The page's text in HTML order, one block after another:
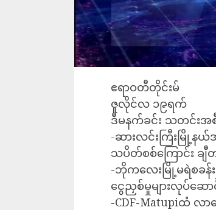
ဧရာဝတီတိုင်းမ်
ဇူလိုင်လ ၁၉ရက်
ဒီမနက်ခင်း သတင်းအ
-ဆားလင်းကြီးမြို့နယ်အ
သပိတ်စစ်ကြောင်း ချီ
-ဘိုကလေးမြို့မရဲစခန်
ငွေညှစ်မှုများလုပ်ဆော
-CDF-Matupiထံ လ